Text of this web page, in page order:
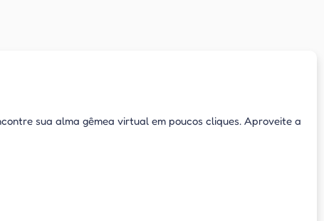
sua alma gêmea virtual em poucos cliques. Aproveite a